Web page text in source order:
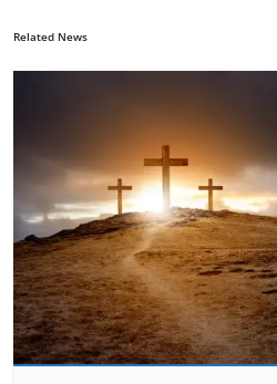
Related News